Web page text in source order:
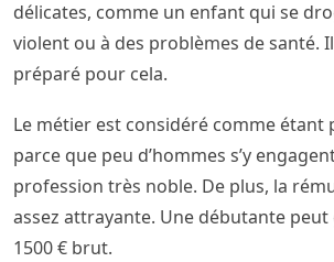
délicates, comme un enfant qui se
violent ou à des problèmes de santé.
préparé pour cela.
Le métier est considéré comme étant
parce que peu d’hommes s’y
profession très noble. De plus, la
assez attrayante. Une débutante peut
1500 € brut.